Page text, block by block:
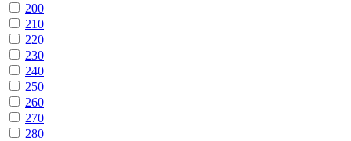
200
210
220
230
240
250
260
270
280